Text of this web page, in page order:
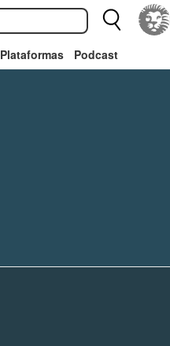
Plataformas Podcast